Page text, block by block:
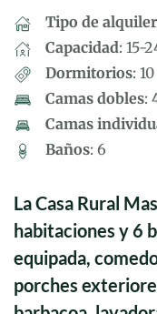
Tipo de
Capacidad: 15-
Dormitorios: 10
Camas dobles:
Camas
Baños: 6
La Casa Rural
habitaciones y 6
equipada,
porches